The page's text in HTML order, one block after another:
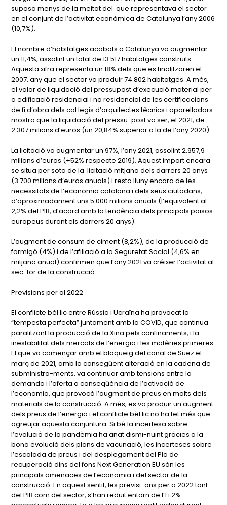
suposa menys de la meitat del que representava el sector
en el conjunt de l’activitat econòmica de Catalunya l’any 2006
(10,7%).
El nombre d’habitatges acabats a Catalunya va augmentar
un 11,4%, assolint un total de 13.517 habitatges construïts.
Aquesta xifra representa un 18% dels que es finalitzaren el
2007, any que el sector va produir 74.802 habitatges. A més,
el valor de liquidació del pressupost d’execució material per
a edificació residencial i no residencial de les certificacions
de fi d’obra dels col·legis d’arquitectes tècnics i aparelladors
mostra que la liquidació del pressu-post va ser, el 2021, de
2.307 milions d’euros (un 20,84% superior a la de l’any 2020).
La licitació va augmentar un 97%, l’any 2021, assolint 2.957,9
milions d’euros (+52% respecte 2019). Aquest import encara
se situa per sota de la licitació mitjana dels darrers 20 anys
(3.700 milions d’euros anuals) i resta lluny encara de les
necessitats de l’economia catalana i dels seus ciutadans,
d’aproximadament uns 5.000 milions anuals (l’equivalent al
2,2% del PIB, d’acord amb la tendència dels principals països
europeus durant els darrers 20 anys).
L’augment de consum de ciment (8,2%), de la producció de
formigó (4%) i de l’afiliació a la Seguretat Social (4,6% en
mitjana anual) confirmen que l’any 2021 va créixer l’activitat al
sec-tor de la construcció.
Previsions per al 2022
El conflicte bèl·lic entre Rússia i Ucraïna ha provocat la
“tempesta perfecta” juntament amb la COVID, que continua
paralitzant la producció de la Xina pels confinaments, i la
inestabilitat dels mercats de l’energia i les matèries primeres.
El que va començar amb el bloqueig del canal de Suez el
març de 2021, amb la consegüent alteració en la cadena de
subministra-ments, va continuar amb tensions entre la
demanda i l’oferta a conseqüència de l’activació de
l’economia, que provocà l’augment de preus en molts dels
materials de la construcció. A més, es va produir un augment
dels preus de l’energia i el conflicte bèl·lic no ha fet més que
agreujar aquesta conjuntura. Si bé la incertesa sobre
l’evolució de la pandèmia ha anat dismi-nuint gràcies a la
bona evolució dels plans de vacunació, les incerteses sobre
l’escalada de preus i del desplegament del Pla de
recuperació dins del fons Next Generation EU són les
principals amenaces de l’economia i del sector de la
construcció. En aquest sentit, les previsi-ons per a 2022 tant
del PIB com del sector, s’han reduït entorn de l’1 i 2%